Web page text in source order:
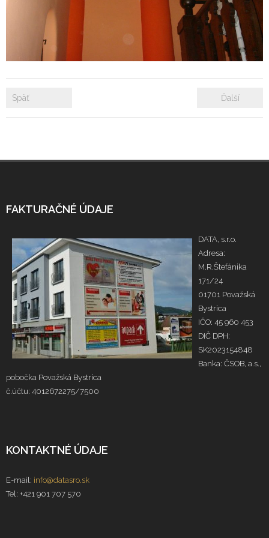
- Zámkové dlažby
- Rekonštrukcie bytových a nebytových priestorov
Referencie
Späť Ďalší
FAKTURAČNÉ ÚDAJE
DATA, s.r.o.
Adresa:
M.R.Štefánika
171/24
01701 Považská
Bystrica
IČO: 45 960 453
DIČ DPH:
SK2023154848
Banka: ČSOB, a.s.,
pobočka Považská Bystrica
č.účtu: 4012672275/7500
KONTAKTNÉ ÚDAJE
E-mail: info@datasro.sk
Tel: +421 901 707 570